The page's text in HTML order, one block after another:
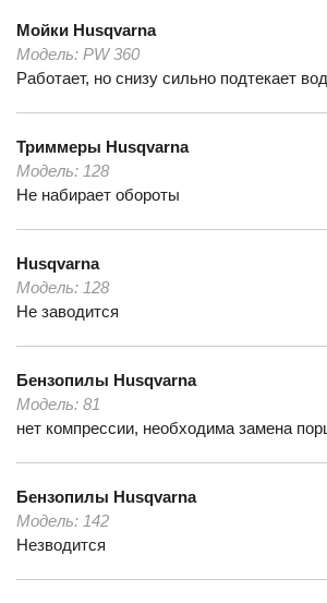
Мойки Husqvarna
Модель: PW 360
Работает, но снизу сильно подтекает
Триммеры Husqvarna
Модель: 128
Не набирает обороты
Husqvarna
Модель: 128
Не заводится
Бензопилы Husqvarna
Модель: 81
нет компрессии, необходима замена
Бензопилы Husqvarna
Модель: 142
Незводится